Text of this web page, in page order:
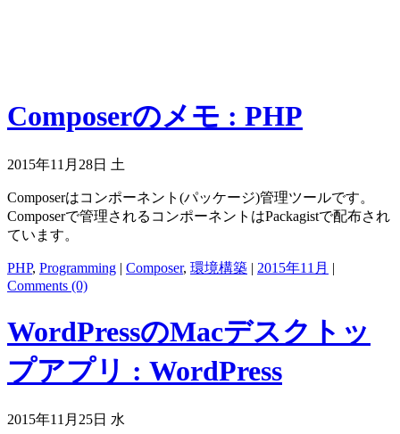
Composerのメモ : PHP
2015年11月28日 土
Composerはコンポーネント(パッケージ)管理ツールです。
Composerで管理されるコンポーネントはPackagistで配布され
ています。
PHP, Programming | Composer, 環境構築 | 2015年11月 |
Comments (0)
WordPressのMacデスクトッ
プアプリ : WordPress
2015年11月25日 水